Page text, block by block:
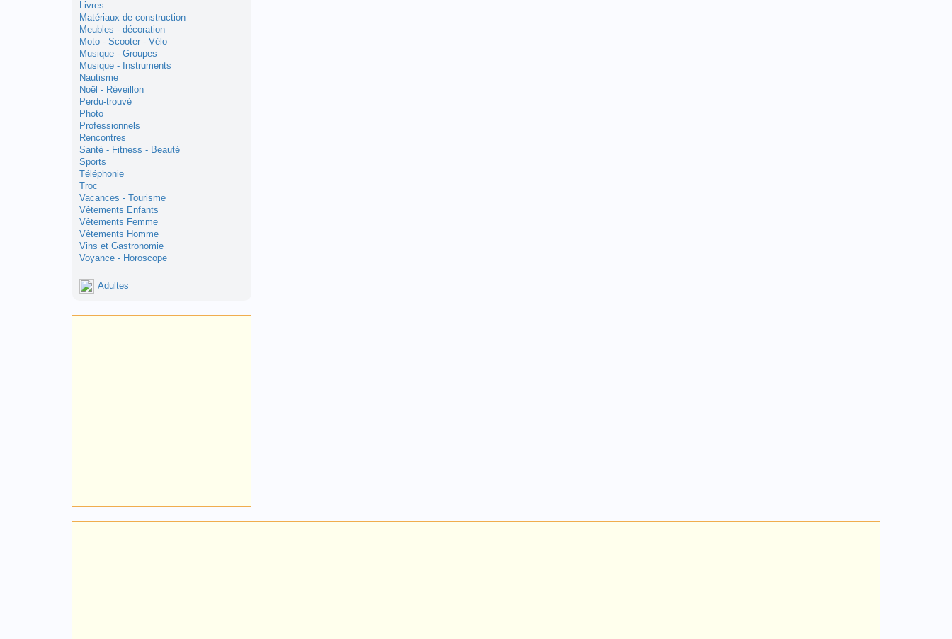
Livres
Matériaux de construction
Meubles - décoration
Moto - Scooter - Vélo
Musique - Groupes
Musique - Instruments
Nautisme
Noël - Réveillon
Perdu-trouvé
Photo
Professionnels
Rencontres
Santé - Fitness - Beauté
Sports
Téléphonie
Troc
Vacances - Tourisme
Vêtements Enfants
Vêtements Femme
Vêtements Homme
Vins et Gastronomie
Voyance - Horoscope
Adultes